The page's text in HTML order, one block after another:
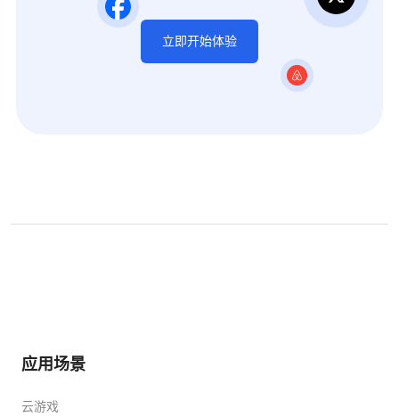
立即开始体验
应用场景
云游戏